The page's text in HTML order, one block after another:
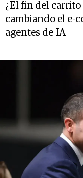
¿El fin del carrito
cambiando el e-
agentes de IA